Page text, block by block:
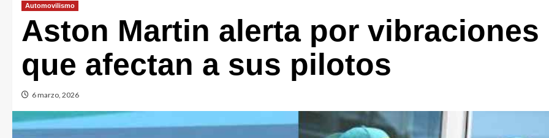
Automovilismo
Aston Martin alerta por vibraciones
que afectan a sus pilotos
6 marzo, 2026